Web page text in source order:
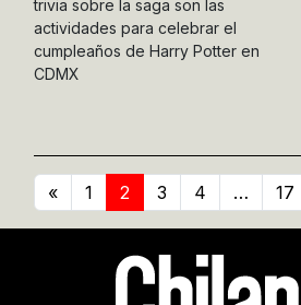
trivia sobre la saga son las
actividades para celebrar el
cumpleaños de Harry Potter en
CDMX
« 1 2 3 4 … 17